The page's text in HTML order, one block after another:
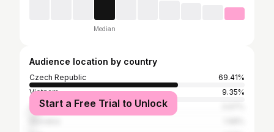
Median
Audience location by country
Czech Republic
69.41%
Vietnam
9.35%
United States
Start a Free Trial to Unlock